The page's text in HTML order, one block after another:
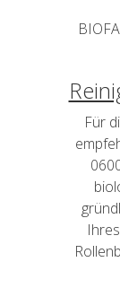
Für